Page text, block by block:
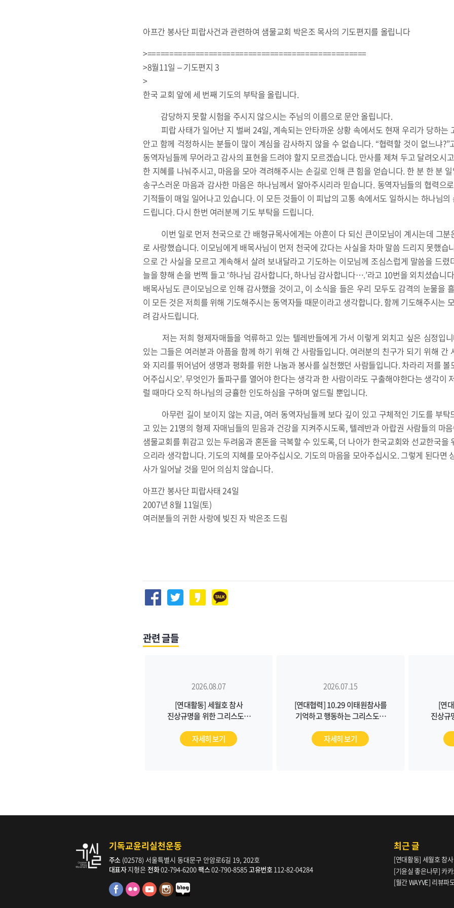
아프간 봉사단 피랍사건과 관련하여 샘물교회 박은조 목사의 기도편지를 올립니다
>==================================================
>8월11일 – 기도편지 3
>
한국 교회 앞에 세 번째 기도의 부탁을 올립니다.
감당하지 못할 시험을 주시지 않으시는 주님의 이름으로 문안 올립니다.
피랍 사태가 일어난 지 벌써 24일, 계속되는 안타까운 상황 속에서도 현재 우리가 당하는
안고 함께 걱정하시는 분들이 많이 계심을 감사하지 않을 수 없습니다. “협력할 것이 없느냐?”
동역자님들께 무어라고 감사의 표현을 드려야 할지 모르겠습니다. 만사를 제쳐 두고 달려오시
한 지혜를 나눠주시고, 마음을 모아 격려해주시는 손길로 인해 큰 힘을 얻습니다. 한 분 한 분
송구스러운 마음과 감사한 마음은 하나님께서 알아주시리라 믿습니다. 동역자님들의 협력으
기적들이 매일 일어나고 있습니다. 이 모든 것들이 이 피납의 고통 속에서도 일하시는 하나님
드립니다. 다시 한번 여러분께 기도 부탁을 드립니다.
이번 일로 먼저 천국으로 간 배형규목사에게는 아흔이 다 되신 큰이모님이 계시는데 그분
로 사랑했습니다. 이모님에게 배목사님이 먼저 천국에 갔다는 사실을 차마 말씀 드리지 못했습
으로 간 사실을 모르고 계속해서 살려 보내달라고 기도하는 이모님께 조심스럽게 말씀을 드렸
늘을 향해 손을 번쩍 들고 ‘하나님 감사합니다, 하나님 감사합니다….’라고 10번을 외치셨습니
배목사님도 큰이모님으로 인해 감사했을 것이고, 이 소식을 들은 우리 모두도 감격의 눈물을
이 모든 것은 저희를 위해 기도해주시는 동역자들 때문이라고 생각합니다. 함께 기도해주시는
려 감사드립니다.
저는 저희 형제자매들을 억류하고 있는 텔레반들에게 가서 이렇게 외치고 싶은 심정입니
있는 그들은 여러분과 아픔을 함께 하기 위해 간 사람들입니다. 여러분의 친구가 되기 위해 간
와 지리를 뛰어넘어 생명과 평화를 위한 나눔과 봉사를 실천했던 사람들입니다. 차라리 저를
어주십시오’. 무엇인가 돌파구를 열어야 한다는 생각과 한 사람이라도 구출해야한다는 생각이
럴 때마다 오직 하나님의 긍휼한 인도하심을 구하며 엎드릴 뿐입니다.
아무런 길이 보이지 않는 지금, 여러 동역자님들께 보다 깊이 있고 구체적인 기도를 부탁
고 있는 21명의 형제 자매님들의 믿음과 건강을 지켜주시도록, 텔레반과 아랍권 사람들의 마
샘물교회를 휘감고 있는 두려움과 혼돈을 극복할 수 있도록, 더 나아가 한국교회와 선교한국을
으리라 생각합니다. 기도의 지혜를 모아주십시오. 기도의 마음을 모아주십시오. 그렇게 된다면
사가 일어날 것을 믿어 의심치 않습니다.
아프간 봉사단 피랍사태 24일
2007년 8월 11일(토)
여러분들의 귀한 사랑에 빚진 자 박은조 드림
관련 글들
2026.08.07
[연대활동] 세월호 참사
진상규명을 위한 그리스도인
자세히 보기
2026.07.15
[연대협력] 10.29 이태원참사를
기억하고 행동하는 그리스도인
자세히 보기
[연
진상규
기독교윤리실천운동
주소(02578) 서울특별시 동대문구 안암로6길 19, 202호
대표자지형은 전화02-794-6200팩스02-790-8585고유번호112-82-04284
최근 글
[연대활동] 세월호 참
[기윤실 좋은나무] 카
[월간 WAYVE] 리뷰파